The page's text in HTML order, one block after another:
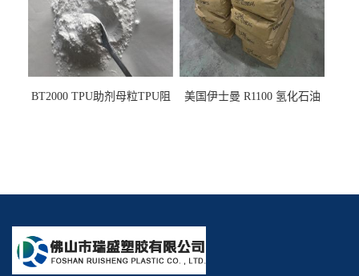
BT2000 TPU助剂母粒TPU阻
美国伊士曼 R1100 氢化石油